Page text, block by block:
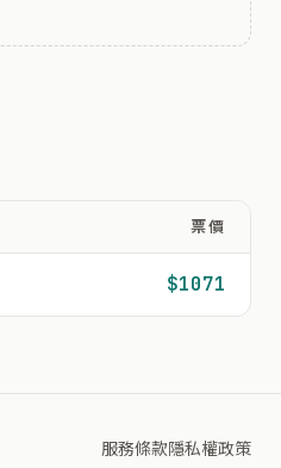
票價
$1071
服務條款隱私權政策